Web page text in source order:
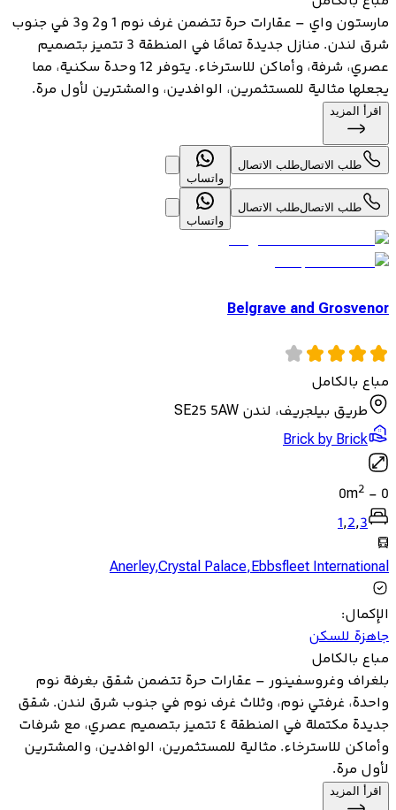
مارستون واي – عقارات حرة تتضمن غرف نوم 1 و2 و3 في جنوب
شرق لندن. منازل جديدة تمامًا في المنطقة 3 تتميز بتصميم
عصري، شرفة، وأماكن للاسترخاء. يتوفر 12 وحدة سكنية، مما
يجعلها مثالية للمستثمرين، الوافدين، والمشترين لأول مرة.
اقرأ المزيد
طلب الاتصالطلب الاتصال
واتساب
طلب الاتصالطلب الاتصال
واتساب
Belgrave and Grosvenor
مباع بالكامل
طريق بيلجريف، لندن SE25 5AW
Brick by Brick
0
-
0m2
1,2,3
Anerley,Crystal Palace,Ebbsfleet International
الإكمال:
جاهزة للسكن
مباع بالكامل
بلغراف وغروسفينور – عقارات حرة تتضمن شقق بغرفة نوم
واحدة، غرفتي نوم، وثلاث غرف نوم في جنوب شرق لندن. شقق
جديدة مكتملة في المنطقة ٤ تتميز بتصميم عصري، مع شرفات
وأماكن للاسترخاء. مثالية للمستثمرين، الوافدين، والمشترين
لأول مرة.
اقرأ المزيد